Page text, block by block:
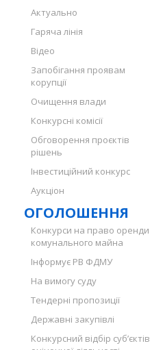
Актуально
Гаряча лінія
Відео
Запобігання проявам
корупції
Очищення влади
Конкурсні комісії
Обговорення проєктів
рішень
Інвестиційний конкурс
Аукціон
ОГОЛОШЕННЯ
Конкурси на право оренди
комунального майна
Інформує РВ ФДМУ
На вимогу суду
Тендерні пропозиції
Державні закупівлі
Конкурсний відбір суб’єктів